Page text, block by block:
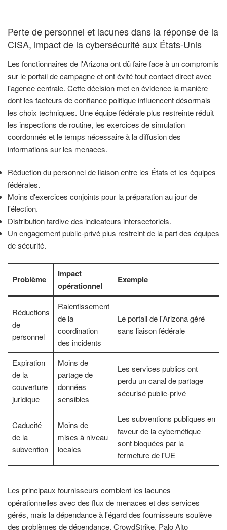
Perte de personnel et lacunes dans la réponse de la
CISA, impact de la cybersécurité aux États-Unis
Les fonctionnaires de l'Arizona ont dû faire face à un compromis
sur le portail de campagne et ont évité tout contact direct avec
l'agence centrale. Cette décision met en évidence la manière
dont les facteurs de confiance politique influencent désormais
les choix techniques. Une équipe fédérale plus restreinte réduit
les inspections de routine, les exercices de simulation
coordonnés et le temps nécessaire à la diffusion des
informations sur les menaces.
Réduction du personnel de liaison entre les États et les équipes
fédérales.
Moins d'exercices conjoints pour la préparation au jour de
l'élection.
Distribution tardive des indicateurs intersectoriels.
Un engagement public-privé plus restreint de la part des équipes
de sécurité.
Problème
Impact
opérationnel
Exemple
Réductions
de
personnel
Ralentissement
de la
coordination
des incidents
Le portail de l'Arizona géré
sans liaison fédérale
Expiration
de la
couverture
juridique
Moins de
partage de
données
sensibles
Les services publics ont
perdu un canal de partage
sécurisé public-privé
Caducité
de la
subvention
Moins de
mises à niveau
locales
Les subventions publiques en
faveur de la cybernétique
sont bloquées par la
fermeture de l'UE
Les principaux fournisseurs comblent les lacunes
opérationnelles avec des flux de menaces et des services
gérés, mais la dépendance à l'égard des fournisseurs soulève
des problèmes de dépendance. CrowdStrike, Palo Alto